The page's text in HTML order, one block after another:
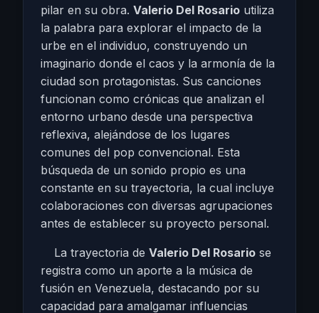
pilar en su obra. Valerio Del Rosario utiliza
la palabra para explorar el impacto de la
urbe en el individuo, construyendo un
imaginario donde el caos y la armonía de la
ciudad son protagonistas. Sus canciones
funcionan como crónicas que analizan el
entorno urbano desde una perspectiva
reflexiva, alejándose de los lugares
comunes del pop convencional. Esta
búsqueda de un sonido propio es una
constante en su trayectoria, la cual incluye
colaboraciones con diversas agrupaciones
antes de establecer su proyecto personal.
La trayectoria deValerio Del Rosario se
registra como un aporte a la música de
fusión en Venezuela, destacando por su
capacidad para amalgamar influencias